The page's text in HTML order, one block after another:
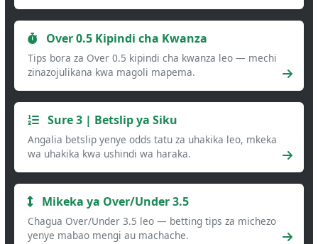
Over 0.5 Kipindi cha Kwanza
Tips bora za Over 0.5 kipindi cha kwanza leo — mechi
zinazojulikana kwa magoli mapema.
Sure 3 | Betslip ya Siku
Angalia betslip yenye odds tatu za uhakika leo, mkeka
wa uhakika kwa ushindi wa haraka.
Mikeka ya Over/Under 3.5
Chagua Over/Under 3.5 leo — betting tips za michezo
yenye mabao mengi au machache.